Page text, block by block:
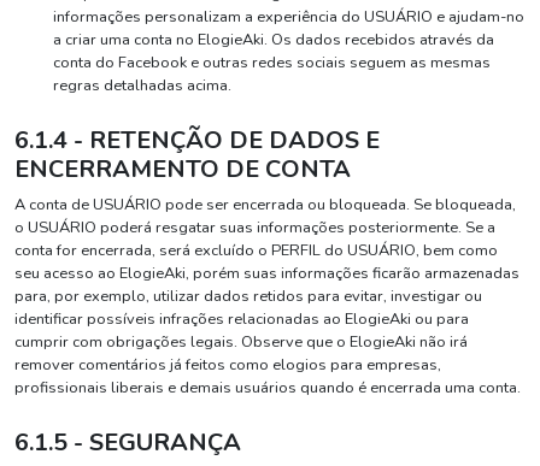
informações personalizam a experiência do USUÁRIO e ajudam-no
a criar uma conta no ElogieAki. Os dados recebidos através da
conta do Facebook e outras redes sociais seguem as mesmas
regras detalhadas acima.
6.1.4 - RETENÇÃO DE DADOS E
ENCERRAMENTO DE CONTA
A conta de USUÁRIO pode ser encerrada ou bloqueada. Se bloqueada,
o USUÁRIO poderá resgatar suas informações posteriormente. Se a
conta for encerrada, será excluído o PERFIL do USUÁRIO, bem como
seu acesso ao ElogieAki, porém suas informações ficarão armazenadas
para, por exemplo, utilizar dados retidos para evitar, investigar ou
identificar possíveis infrações relacionadas ao ElogieAki ou para
cumprir com obrigações legais. Observe que o ElogieAki não irá
remover comentários já feitos como elogios para empresas,
profissionais liberais e demais usuários quando é encerrada uma conta.
6.1.5 - SEGURANÇA